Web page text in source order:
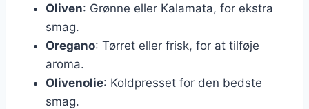
Oliven: Grønne eller Kalamata, for ekstra
smag.
Oregano: Tørret eller frisk, for at tilføje
aroma.
Olivenolie: Koldpresset for den bedste
smag.